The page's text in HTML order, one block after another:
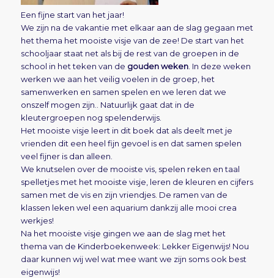
Een fijne start van het jaar!
We zijn na de vakantie met elkaar aan de slag gegaan met
het thema het mooiste visje van de zee! De start van het
schooljaar staat net als bij de rest van de groepen in de
school in het teken van de gouden weken. In deze weken
werken we aan het veilig voelen in de groep, het
samenwerken en samen spelen en we leren dat we
onszelf mogen zijn.. Natuurlijk gaat dat in de
kleutergroepen nog spelenderwijs.
Het mooiste visje leert in dit boek dat als deelt met je
vrienden dit een heel fijn gevoel is en dat samen spelen
veel fijner is dan alleen.
We knutselen over de mooiste vis, spelen reken en taal
spelletjes met het mooiste visje, leren de kleuren en cijfers
samen met de vis en zijn vriendjes. De ramen van de
klassen leken wel een aquarium dankzij alle mooi crea
werkjes!
Na het mooiste visje gingen we aan de slag met het
thema van de Kinderboekenweek: Lekker Eigenwijs! Nou
daar kunnen wij wel wat mee want we zijn soms ook best
eigenwijs!